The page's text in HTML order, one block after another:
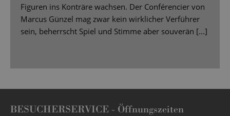
Figuren ins Konträre wachsen. Der Conférencier von
Marcus Günzel mag zwar kein wirklicher Verführer
sein, beherrscht Spiel und Stimme aber souverän [...]
BESUCHERSERVICE - Öffnungszeiten